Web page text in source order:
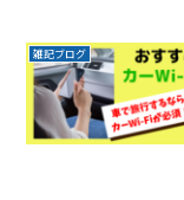
雑記ブログ